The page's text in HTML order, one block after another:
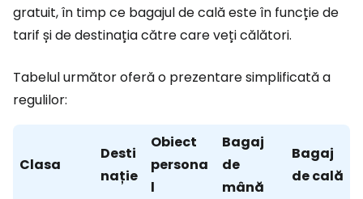
gratuit, în timp ce bagajul de cală este în funcție de
tarif și de destinația către care veți călători.
Tabelul următor oferă o prezentare simplificată a
regulilor:
Clasa
Desti
nație
Obiect
persona
l
Bagaj
de
mână
Bagaj
de cală